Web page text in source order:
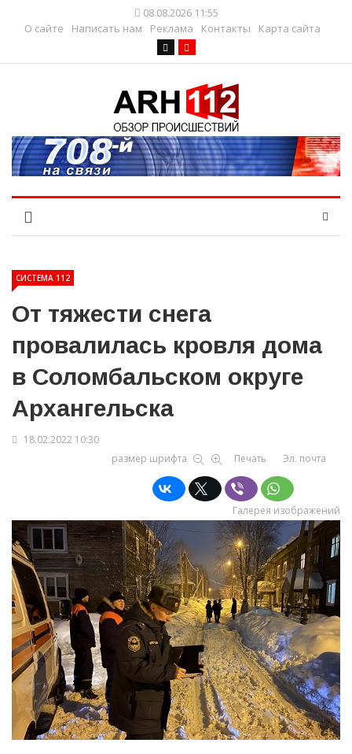
08.08.2026 11:55
О сайте
Написать нам Реклама Контакты Карта сайта
СИСТЕМА 112
От тяжести снега
провалилась кровля дома
в Соломбальском округе
Архангельска
18.02.2022 10:30
размер шрифта
Печать Эл. почта
Галерея изображений